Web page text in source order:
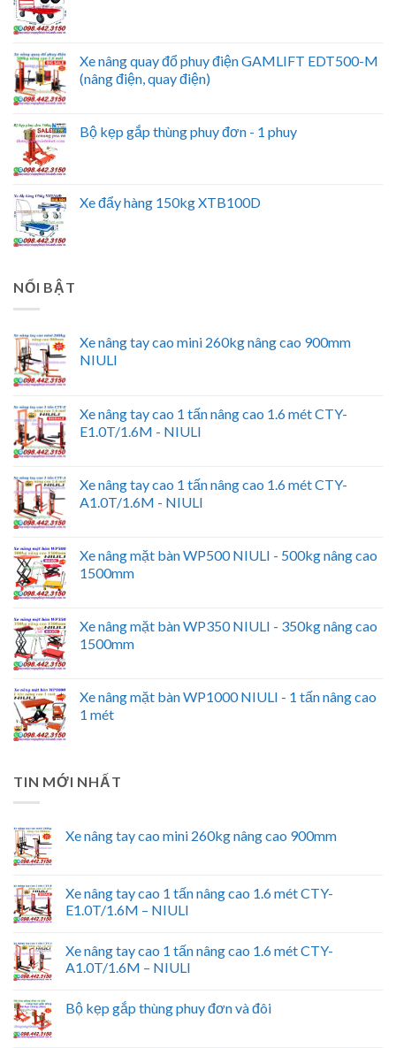
Xe nâng quay đổ phuy điện GAMLIFT EDT500-M
(nâng điện, quay điện)
Bộ kẹp gắp thùng phuy đơn - 1 phuy
Xe đẩy hàng 150kg XTB100D
NỔI BẬT
Xe nâng tay cao mini 260kg nâng cao 900mm
NIULI
Xe nâng tay cao 1 tấn nâng cao 1.6 mét CTY-
E1.0T/1.6M - NIULI
Xe nâng tay cao 1 tấn nâng cao 1.6 mét CTY-
A1.0T/1.6M - NIULI
Xe nâng mặt bàn WP500 NIULI - 500kg nâng cao
1500mm
Xe nâng mặt bàn WP350 NIULI - 350kg nâng cao
1500mm
Xe nâng mặt bàn WP1000 NIULI - 1 tấn nâng cao
1 mét
TIN MỚI NHẤT
Xe nâng tay cao mini 260kg nâng cao 900mm
Xe nâng tay cao 1 tấn nâng cao 1.6 mét CTY-
E1.0T/1.6M – NIULI
Xe nâng tay cao 1 tấn nâng cao 1.6 mét CTY-
A1.0T/1.6M – NIULI
Bộ kẹp gắp thùng phuy đơn và đôi